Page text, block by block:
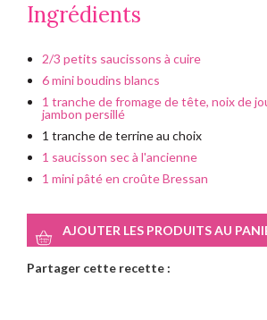
Ingrédients
2/3 petits saucissons à cuire
6 mini boudins blancs
1 tranche de fromage de tête, noix de
jambon persillé
1 tranche de terrine au choix
1 saucisson sec à l'ancienne
1 mini pâté en croûte Bressan
AJOUTER LES PRODUITS AU
Partager cette recette :